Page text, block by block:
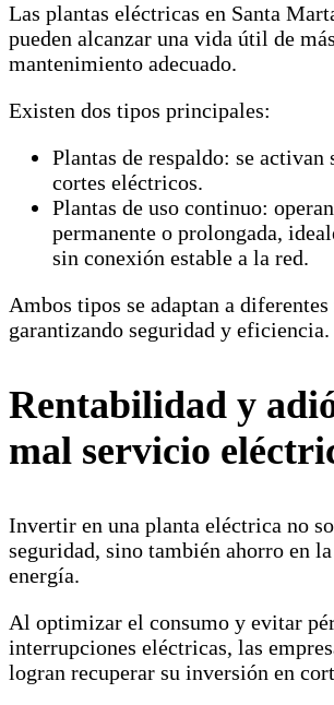
Las plantas eléctricas en Santa
pueden alcanzar una vida útil de
mantenimiento adecuado.
Existen dos tipos principales:
Plantas de respaldo: se activan
cortes eléctricos.
Plantas de uso continuo:
permanente o prolongada,
sin conexión estable a la red.
Ambos tipos se adaptan a diferentes
garantizando seguridad y eficiencia.
Rentabilidad y
mal servicio
Invertir en una planta eléctrica no
seguridad, sino también ahorro en
energía.
Al optimizar el consumo y evitar
interrupciones eléctricas, las
logran recuperar su inversión en